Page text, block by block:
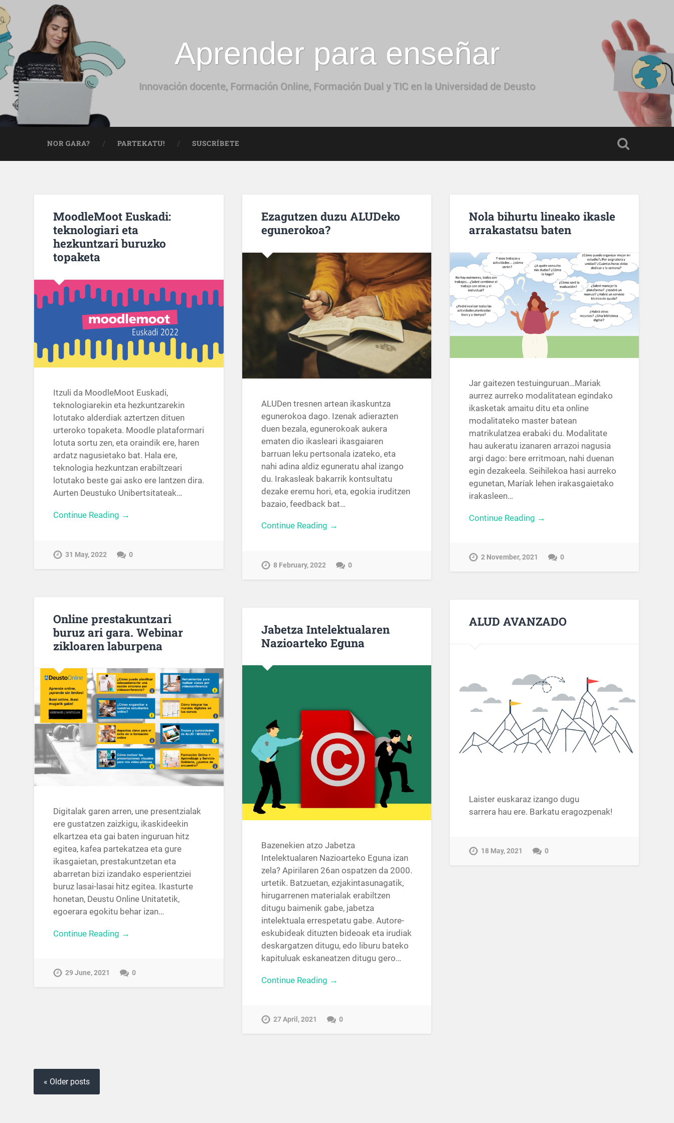
Aprender para enseñar
Innovación docente, Formación Online, Formación Dual y TIC en la Universidad de Deusto
NOR GARA? PARTEKATU! SUSCRÍBETE
MoodleMoot Euskadi:
teknologiari eta
hezkuntzari buruzko
topaketa
Itzuli da MoodleMoot Euskadi,
teknologiarekin eta hezkuntzarekin
lotutako alderdiak aztertzen dituen
urteroko topaketa. Moodle plataformari
lotuta sortu zen, eta oraindik ere, haren
ardatz nagusietako bat. Hala ere,
teknologia hezkuntzan erabiltzeari
lotutako beste gai asko ere lantzen dira.
Aurten Deustuko Unibertsitateak…
Continue Reading →
31 May, 2022 0
Ezagutzen duzu ALUDeko
egunerokoa?
ALUDen tresnen artean ikaskuntza
egunerokoa dago. Izenak adierazten
duen bezala, egunerokoak aukera
ematen dio ikasleari ikasgaiaren
barruan leku pertsonala izateko, eta
nahi adina aldiz eguneratu ahal izango
du. Irakasleak bakarrik kontsultatu
dezake eremu hori, eta, egokia iruditzen
bazaio, feedback bat…
Continue Reading →
8 February, 2022 0
Nola bihurtu lineako ikasle
arrakastatsu baten
Jar gaitezen testuinguruan…Mariak
aurrez aurreko modalitatean egindako
ikasketak amaitu ditu eta online
modalitateko master batean
matrikulatzea erabaki du. Modalitate
hau aukeratu izanaren arrazoi nagusia
argi dago: bere erritmoan, nahi duenan
egin dezakeela. Seihilekoa hasi aurreko
egunetan, Maríak lehen irakasgaietako
irakasleen…
Continue Reading →
2 November, 2021 0
Online prestakuntzari
buruz ari gara. Webinar
zikloaren laburpena
Digitalak garen arren, une presentzialak
ere gustatzen zaizkigu, ikaskideekin
elkartzea eta gai baten inguruan hitz
egitea, kafea partekatzea eta gure
ikasgaietan, prestakuntzetan eta
abarretan bizi izandako esperientziei
buruz lasai-lasai hitz egitea. Ikasturte
honetan, Deustu Online Unitatetik,
egoerara egokitu behar izan…
Continue Reading →
29 June, 2021 0
ALUD AVANZADO
Laister euskaraz izango dugu
sarrera hau ere. Barkatu eragozpenak!
18 May, 2021 0
Jabetza Intelektualaren
Nazioarteko Eguna
Bazenekien atzo Jabetza
Intelektualaren Nazioarteko Eguna izan
zela? Apirilaren 26an ospatzen da 2000.
urtetik. Batzuetan, ezjakintasunagatik,
hirugarrenen materialak erabiltzen
ditugu baimenik gabe, jabetza
intelektuala errespetatu gabe. Autore-
eskubideak dituzten bideoak eta irudiak
deskargatzen ditugu, edo liburu bateko
kapituluak eskaneatzen ditugu gero…
Continue Reading →
27 April, 2021 0
« Older posts